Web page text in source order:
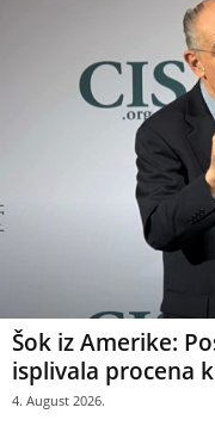
Šok iz Amerike:
isplivala procena
4. August 2026.